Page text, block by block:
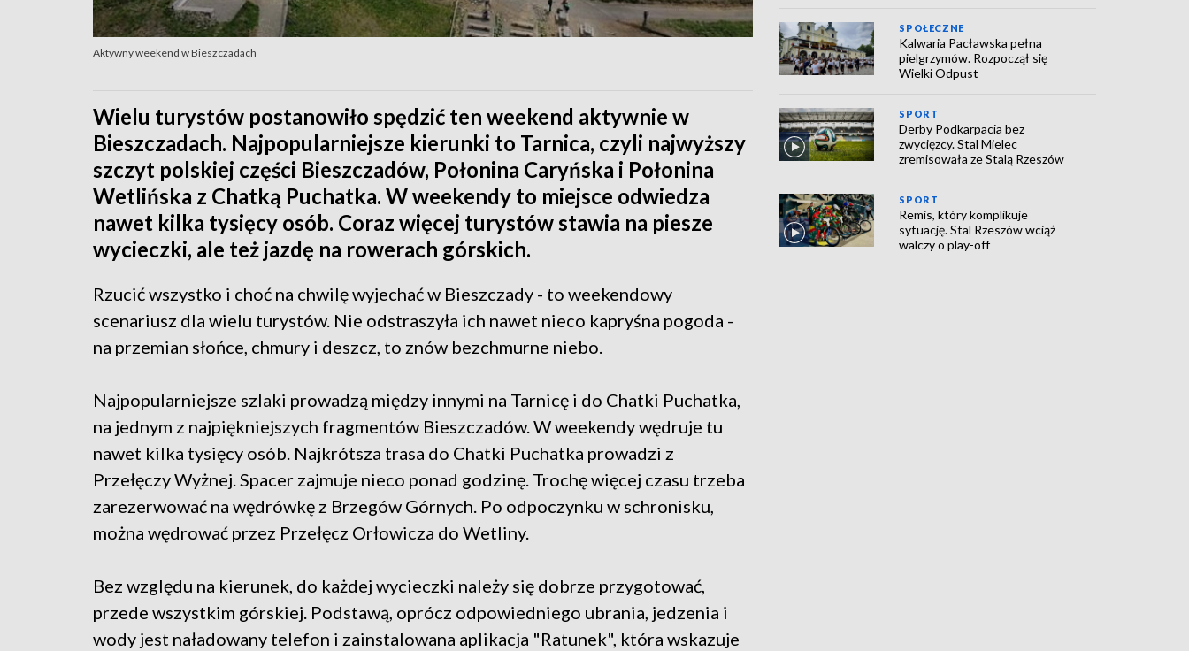
Aktywny weekend w Bieszczadach
Wielu turystów postanowiło spędzić ten weekend aktywnie w
Bieszczadach. Najpopularniejsze kierunki to Tarnica, czyli najwyższy
szczyt polskiej części Bieszczadów, Połonina Caryńska i Połonina
Wetlińska z Chatką Puchatka. W weekendy to miejsce odwiedza
nawet kilka tysięcy osób. Coraz więcej turystów stawia na piesze
wycieczki, ale też jazdę na rowerach górskich.
Rzucić wszystko i choć na chwilę wyjechać w Bieszczady - to weekendowy
scenariusz dla wielu turystów. Nie odstraszyła ich nawet nieco kapryśna pogoda -
na przemian słońce, chmury i deszcz, to znów bezchmurne niebo.
Najpopularniejsze szlaki prowadzą między innymi na Tarnicę i do Chatki Puchatka,
na jednym z najpiękniejszych fragmentów Bieszczadów. W weekendy wędruje tu
nawet kilka tysięcy osób. Najkrótsza trasa do Chatki Puchatka prowadzi z
Przełęczy Wyżnej. Spacer zajmuje nieco ponad godzinę. Trochę więcej czasu trzeba
zarezerwować na wędrówkę z Brzegów Górnych. Po odpoczynku w schronisku,
można wędrować przez Przełęcz Orłowicza do Wetliny.
Bez względu na kierunek, do każdej wycieczki należy się dobrze przygotować,
przede wszystkim górskiej. Podstawą, oprócz odpowiedniego ubrania, jedzenia i
wody jest naładowany telefon i zainstalowana aplikacja "Ratunek", która wskazuje
SPOŁECZNE
Kalwaria Pacławska pełna
pielgrzymów. Rozpoczął się
Wielki Odpust
SPORT
Derby Podkarpacia bez
zwycięzcy. Stal Mielec
zremisowała ze Stalą Rzeszów
SPORT
Remis, który komplikuje
sytuację. Stal Rzeszów wciąż
walczy o play-off